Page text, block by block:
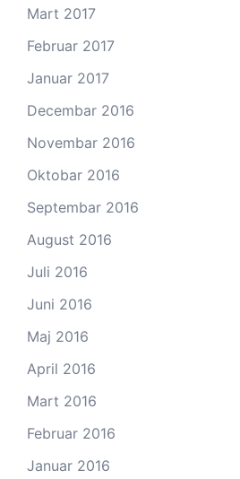
Mart 2017
Februar 2017
Januar 2017
Decembar 2016
Novembar 2016
Oktobar 2016
Septembar 2016
August 2016
Juli 2016
Juni 2016
Maj 2016
April 2016
Mart 2016
Februar 2016
Januar 2016